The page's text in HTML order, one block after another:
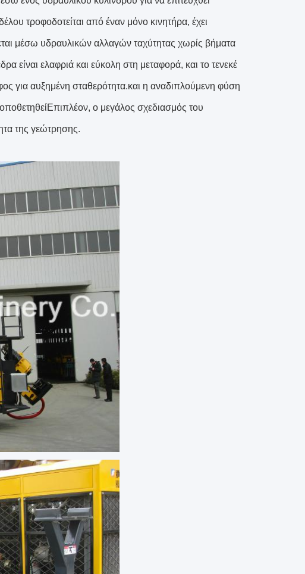
τροφοδοτείται από έναν μόνο κινητήρα, έχει
μέσω υδραυλικών αλλαγών ταχύτητας χωρίς βήματα
είναι ελαφριά και εύκολη στη μεταφορά, και το τενεκέ
για αυξημένη σταθερότητα.και η αναδιπλούμενη φύση
ο μεγάλος σχεδιασμός του
της γεώτρησης.